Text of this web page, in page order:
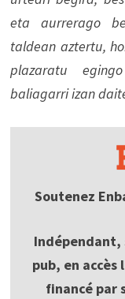
eta aurrerago
taldean aztertu,
plazaratu
baliagarri izan
Soutenez
Indépendant,
pub, en accès
financé par